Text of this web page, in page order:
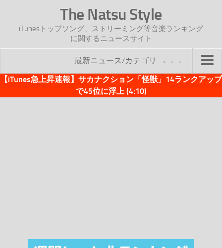
The Natsu Style
iTunesトップソング、ストリーミング等音楽ランキング
に関するニュースサイト
最新ニュース/カテゴリ →→→
TOP
注目カテゴリ
【iTunes急上昇速報】サカナクション「怪獣」14ランクアップ
で45位に浮上 (4:10)